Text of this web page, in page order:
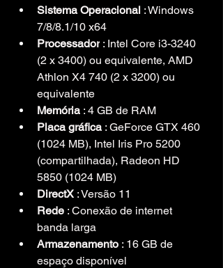
Sistema Operacional : Windows
7/8/8.1/10 x64
Processador : Intel Core i3-3240
(2 x 3400) ou equivalente, AMD
Athlon X4 740 (2 x 3200) ou
equivalente
Memória : 4 GB de RAM
Placa gráfica : GeForce GTX 460
(1024 MB), Intel Iris Pro 5200
(compartilhada), Radeon HD
5850 (1024 MB)
DirectX : Versão 11
Rede : Conexão de internet
banda larga
Armazenamento : 16 GB de
espaço disponível